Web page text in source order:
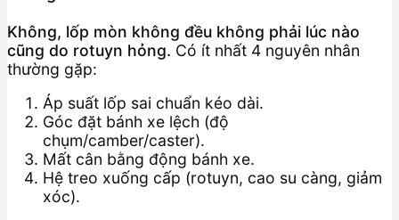
Không, lốp mòn không đều không phải lúc nào
cũng do rotuyn hỏng. Có ít nhất 4 nguyên nhân
thường gặp:
Áp suất lốp sai chuẩn kéo dài.
Góc đặt bánh xe lệch (độ
chụm/camber/caster).
Mất cân bằng động bánh xe.
Hệ treo xuống cấp (rotuyn, cao su càng, giảm
xóc).